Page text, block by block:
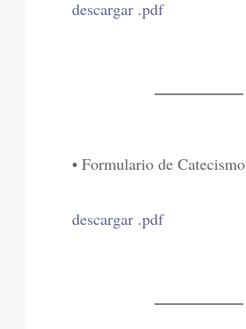
descargar .pdf
• Formulario de Catecismo
descargar .pdf